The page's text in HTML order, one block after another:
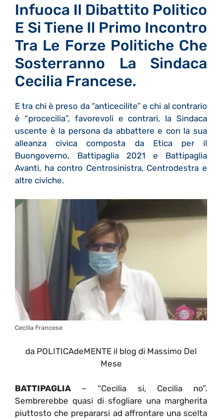
Infuoca Il Dibattito Politico
E Si Tiene Il Primo Incontro
Tra Le Forze Politiche Che
Sosterranno La Sindaca
Cecilia Francese.
E tra chi è preso da “anticecilite” e chi al contrario
è “procecilia”, favorevoli e contrari, la Sindaca
uscente è la persona da abbattere e con la sua
alleanza civica composta da Etica per il
Buongoverno, Battipaglia 2021 e Battipaglia
Avanti, ha contro Centrosinistra, Centrodestra e
altre civiche.
Cecilia Francese
da POLITICAdeMENTE il blog di Massimo Del
Mese
BATTIPAGLIA – “Cecilia si, Cecilia no”.
Sembrerebbe quasi di sfogliare una margherita
piuttosto che prepararsi ad affrontare una scelta